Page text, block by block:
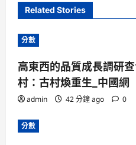
Related Stories
分數
高東西的品質成長調研
村：古村煥重生_中國網
admin 42 分鐘 ago 0
分數